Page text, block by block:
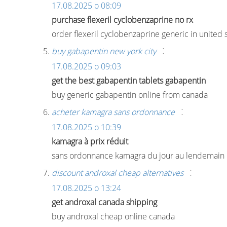
17.08.2025 о 08:09
purchase flexeril cyclobenzaprine no rx
order flexeril cyclobenzaprine generic in united
buy gabapentin new york city :
17.08.2025 о 09:03
get the best gabapentin tablets gabapentin
buy generic gabapentin online from canada
acheter kamagra sans ordonnance :
17.08.2025 о 10:39
kamagra à prix réduit
sans ordonnance kamagra du jour au lendemain
discount androxal cheap alternatives :
17.08.2025 о 13:24
get androxal canada shipping
buy androxal cheap online canada